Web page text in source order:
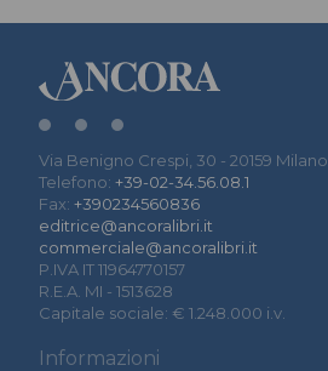
Via Benigno Crespi, 30 - 20159 Milano
Telefono: +39-02-34.56.08.1
Fax: +390234560836
editrice@ancoralibri.it
commerciale@ancoralibri.it
P.IVA IT 11964770157
R.E.A. MI - 1513628
Capitale sociale: € 1.248.000 i.v.
Informazioni